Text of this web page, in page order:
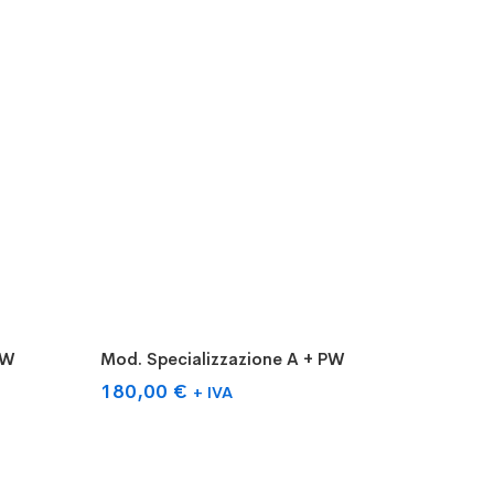
Aggiungi al carrello
Mod. Specializzazione A + PW
180,00 € + IVA